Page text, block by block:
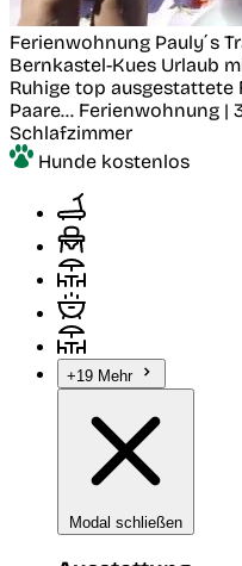
Ferienwohnung Pauly´s
Bernkastel-Kues Urlaub
Ruhige top ausgestattete
Paare... Ferienwohnung |
Schlafzimmer
Hunde kostenlos
+19 Mehr
Modal schließen